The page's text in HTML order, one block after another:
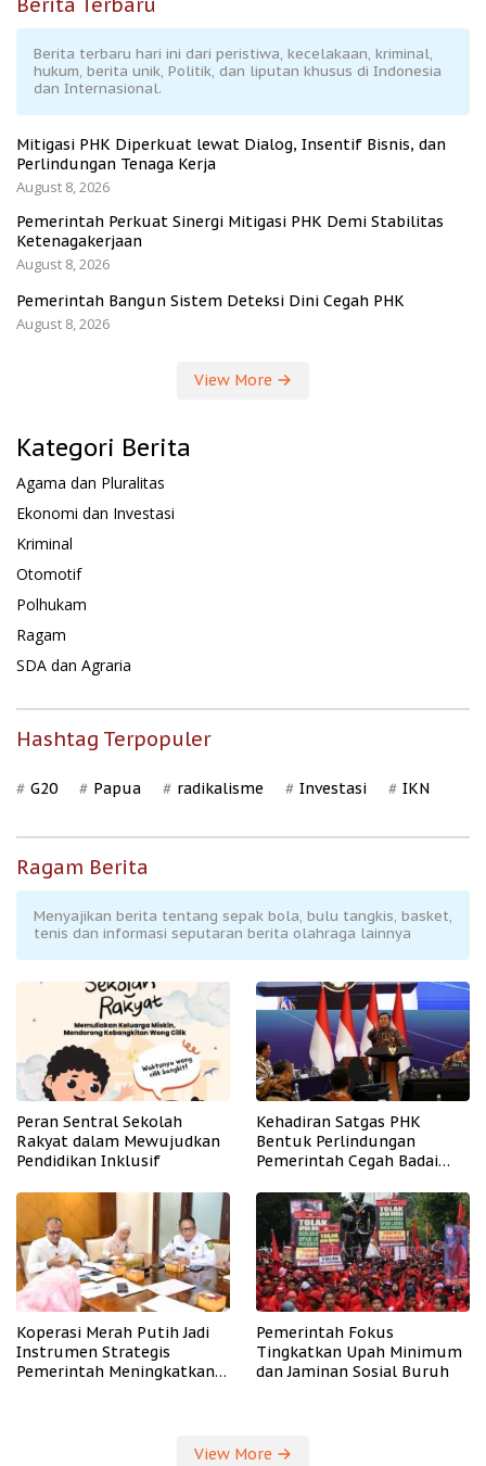
Berita terbaru hari ini dari peristiwa, kecelakaan, kriminal,
hukum, berita unik, Politik, dan liputan khusus di Indonesia
dan Internasional.
Mitigasi PHK Diperkuat lewat Dialog, Insentif Bisnis, dan
Perlindungan Tenaga Kerja
August 8, 2026
Pemerintah Perkuat Sinergi Mitigasi PHK Demi Stabilitas
Ketenagakerjaan
August 8, 2026
Pemerintah Bangun Sistem Deteksi Dini Cegah PHK
August 8, 2026
View More
Kategori Berita
Agama dan Pluralitas
Ekonomi dan Investasi
Kriminal
Otomotif
Polhukam
Ragam
SDA dan Agraria
Hashtag Terpopuler
G20 Papua radikalisme Investasi IKN
Ragam Berita
Menyajikan berita tentang sepak bola, bulu tangkis, basket,
tenis dan informasi seputaran berita olahraga lainnya
Peran Sentral Sekolah
Rakyat dalam Mewujudkan
Pendidikan Inklusif
Kehadiran Satgas PHK
Bentuk Perlindungan
Pemerintah Cegah Badai
Koperasi Merah Putih Jadi
Instrumen Strategis
Pemerintah Meningkatkan
Pemerintah Fokus
Tingkatkan Upah Minimum
dan Jaminan Sosial Buruh
View More